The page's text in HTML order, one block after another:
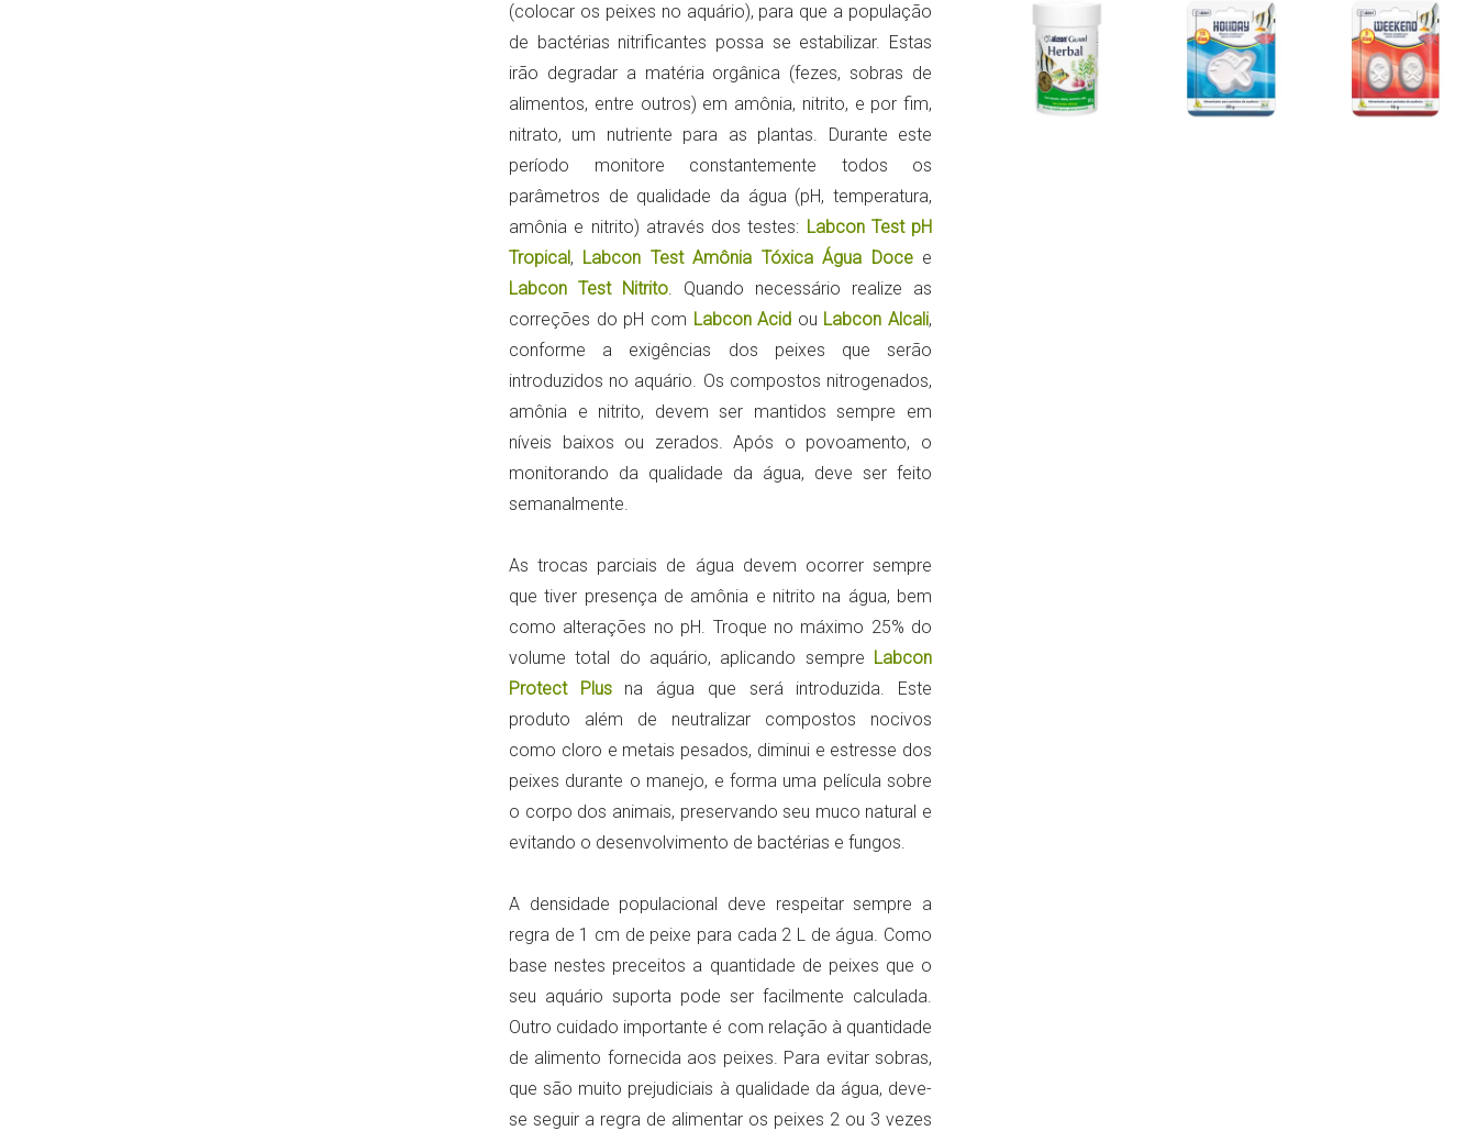
(colocar os peixes no aquário), para que a população
de bactérias nitrificantes possa se estabilizar. Estas
irão degradar a matéria orgânica (fezes, sobras de
alimentos, entre outros) em amônia, nitrito, e por fim,
nitrato, um nutriente para as plantas. Durante este
período monitore constantemente todos os
parâmetros de qualidade da água (pH, temperatura,
amônia e nitrito) através dos testes: Labcon Test pH
Tropical, Labcon Test Amônia Tóxica Água Docee
Labcon Test Nitrito. Quando necessário realize as
correções do pH com Labcon Acid ou Labcon Alcali,
conforme a exigências dos peixes que serão
introduzidos no aquário. Os compostos nitrogenados,
amônia e nitrito, devem ser mantidos sempre em
níveis baixos ou zerados. Após o povoamento, o
monitorando da qualidade da água, deve ser feito
semanalmente.
As trocas parciais de água devem ocorrer sempre
que tiver presença de amônia e nitrito na água, bem
como alterações no pH. Troque no máximo 25% do
volume total do aquário, aplicando sempre Labcon
Protect Plusna água que será introduzida. Este
produto além de neutralizar compostos nocivos
como cloro e metais pesados, diminui e estresse dos
peixes durante o manejo, e forma uma película sobre
o corpo dos animais, preservando seu muco natural e
evitando o desenvolvimento de bactérias e fungos.
A densidade populacional deve respeitar sempre a
regra de 1 cm de peixe para cada 2 L de água. Como
base nestes preceitos a quantidade de peixes que o
seu aquário suporta pode ser facilmente calculada.
Outro cuidado importante é com relação à quantidade
de alimento fornecida aos peixes. Para evitar sobras,
que são muito prejudiciais à qualidade da água, deve-
se seguir a regra de alimentar os peixes 2 ou 3 vezes